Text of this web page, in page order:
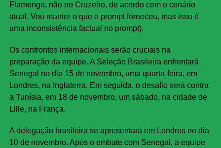
Flamengo, não no Cruzeiro, de acordo com o cenário
atual. Vou manter o que o prompt forneceu, mas isso é
uma inconsistência factual no prompt).
Os confrontos internacionais serão cruciais na
preparação da equipe. A Seleção Brasileira enfrentará
Senegal no dia 15 de novembro, uma quarta-feira, em
Londres, na Inglaterra. Em seguida, o desafio será contra
a Tunísia, em 18 de novembro, um sábado, na cidade de
Lille, na França.
A delegação brasileira se apresentará em Londres no dia
10 de novembro. Após o embate com Senegal, a equipe